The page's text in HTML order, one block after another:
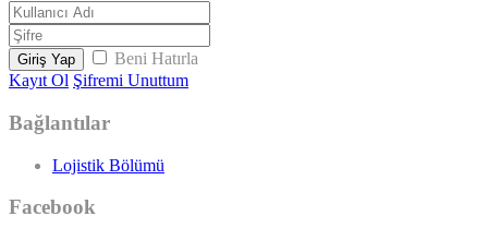
Giriş Yap
Beni Hatırla
Kayıt Ol Şifremi Unuttum
Bağlantılar
Lojistik Bölümü
Facebook